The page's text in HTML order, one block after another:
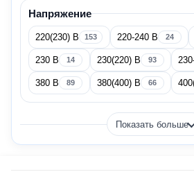
Aeroheat
AKPO
Напряжение
220(230) В 153 220-240 В 24
230 В 14 230(220) В 93
380 В 89 380(400) В 66
Показать больше